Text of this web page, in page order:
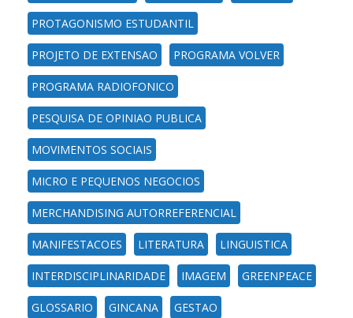
PROTAGONISMO ESTUDANTIL
PROJETO DE EXTENSAO PROGRAMA VOLVER
PROGRAMA RADIOFONICO
PESQUISA DE OPINIAO PUBLICA
MOVIMENTOS SOCIAIS
MICRO E PEQUENOS NEGOCIOS
MERCHANDISING AUTORREFERENCIAL
MANIFESTACOES LITERATURA LINGUISTICA
INTERDISCIPLINARIDADE IMAGEM GREENPEACE
GLOSSARIO GINCANA GESTAO